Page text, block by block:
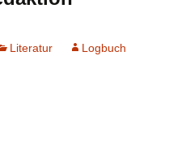
Literatur
Logbuch